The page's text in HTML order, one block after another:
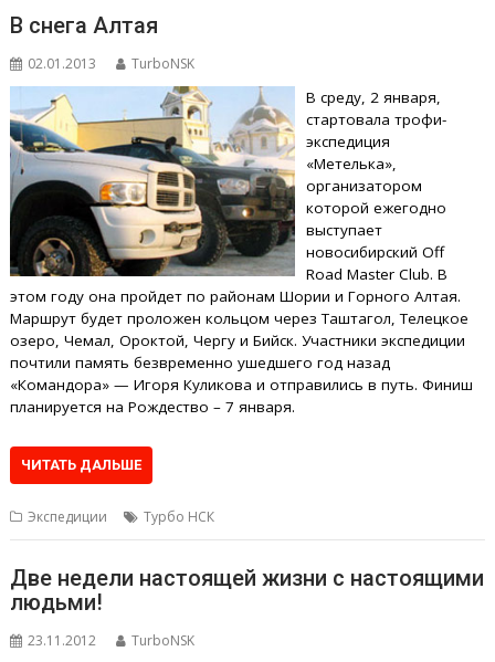
В снега Алтая
02.01.2013 TurboNSK
В среду, 2 января,
стартовала трофи-
экспедиция
«Метелька»,
организатором
которой ежегодно
выступает
новосибирский Off
Road Master Club. В
этом году она пройдет по районам Шории и Горного Алтая.
Маршрут будет проложен кольцом через Таштагол, Телецкое
озеро, Чемал, Ороктой, Чергу и Бийск. Участники экспедиции
почтили память безвременно ушедшего год назад
«Командора» — Игоря Куликова и отправились в путь. Финиш
планируется на Рождество – 7 января.
ЧИТАТЬ ДАЛЬШЕ
Экспедиции Турбо НСК
Две недели настоящей жизни с настоящими
людьми!
23.11.2012 TurboNSK